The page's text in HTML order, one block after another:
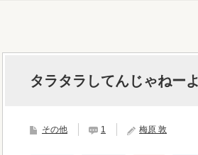
タラタラしてんじゃねーよ
その他 1 梅原 敦